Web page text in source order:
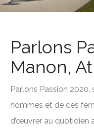
Parlons
Manon,
Parlons Passion
hommes et de ces
d’œuvrer au quotidien